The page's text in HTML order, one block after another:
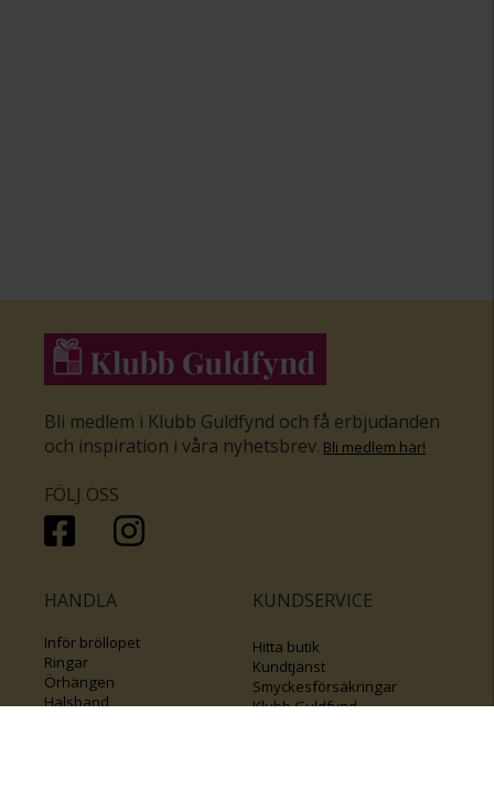
Bli medlem i Klubb Guldfynd och få erbjudanden
och inspiration i våra nyhetsbrev. Bli medlem här!
FÖLJ OSS
HANDLA
Inför bröllopet
Ringar
Örhängen
Halsband
KUNDSERVICE
Hitta butik
Kundtjänst
Smyckesförsäkringar
Klubb Guldfynd